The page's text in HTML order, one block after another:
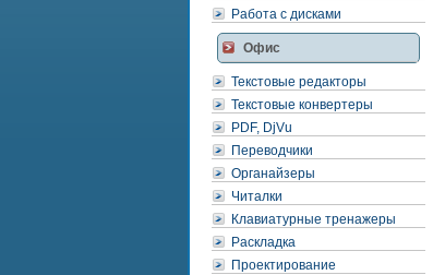
Работа с дисками
Офис
Текстовые редакторы
Текстовые конвертеры
PDF, DjVu
Переводчики
Органайзеры
Читалки
Клавиатурные тренажеры
Раскладка
Проектирование